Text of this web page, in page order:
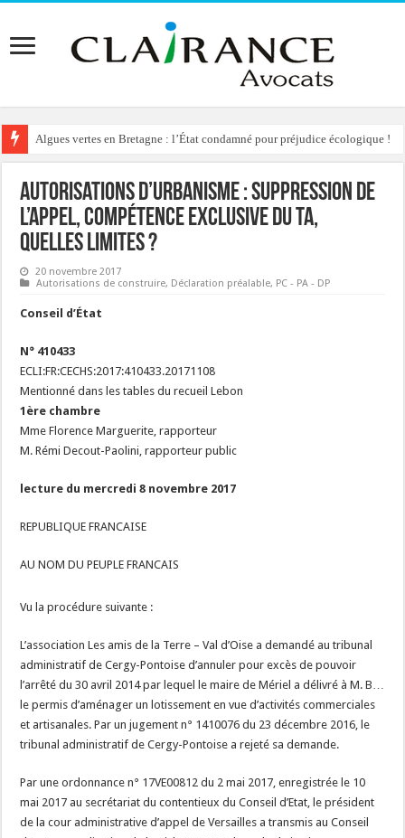
Algues vertes en Bretagne : l’État condamné pour préjudice écologique !
Reconstruction de chalets d’alpage : le préfet condamné à délivrer
Autorisations d’urbanisme : suppression de
l’appel, compétence exclusive du TA,
quelles limites ?
20 novembre 2017
Autorisations de construire, Déclaration préalable, PC - PA - DP
Conseil d’État
N° 410433
ECLI:FR:CECHS:2017:410433.20171108
Mentionné dans les tables du recueil Lebon
1ère chambre
Mme Florence Marguerite, rapporteur
M. Rémi Decout-Paolini, rapporteur public
lecture du mercredi 8 novembre 2017
REPUBLIQUE FRANCAISE
AU NOM DU PEUPLE FRANCAIS
Vu la procédure suivante :
L’association Les amis de la Terre – Val d’Oise a demandé au tribunal
administratif de Cergy-Pontoise d’annuler pour excès de pouvoir
l’arrêté du 30 avril 2014 par lequel le maire de Mériel a délivré à M. B…
le permis d’aménager un lotissement en vue d’activités commerciales
et artisanales. Par un jugement n° 1410076 du 23 décembre 2016, le
tribunal administratif de Cergy-Pontoise a rejeté sa demande.
Par une ordonnance n° 17VE00812 du 2 mai 2017, enregistrée le 10
mai 2017 au secrétariat du contentieux du Conseil d’Etat, le président
de la cour administrative d’appel de Versailles a transmis au Conseil